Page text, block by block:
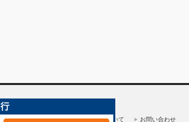
埼玉労災一人親方部会について お問い合わせ